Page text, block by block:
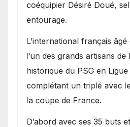
coéquipier Désiré Doué,
entourage.
L’international français
l’un des grands artisans de
historique du PSG en
complétant un triplé avec
la coupe de France.
D’abord avec ses 35 buts